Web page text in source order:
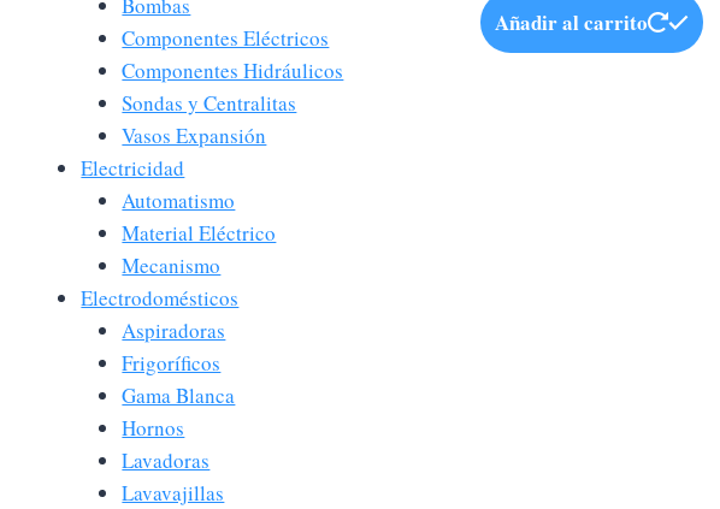
Añadir al carrito
Bombas
Componentes Eléctricos
Componentes Hidráulicos
Sondas y Centralitas
Vasos Expansión
Electricidad
Automatismo
Material Eléctrico
Mecanismo
Electrodomésticos
Aspiradoras
Frigoríficos
Gama Blanca
Hornos
Lavadoras
Lavavajillas